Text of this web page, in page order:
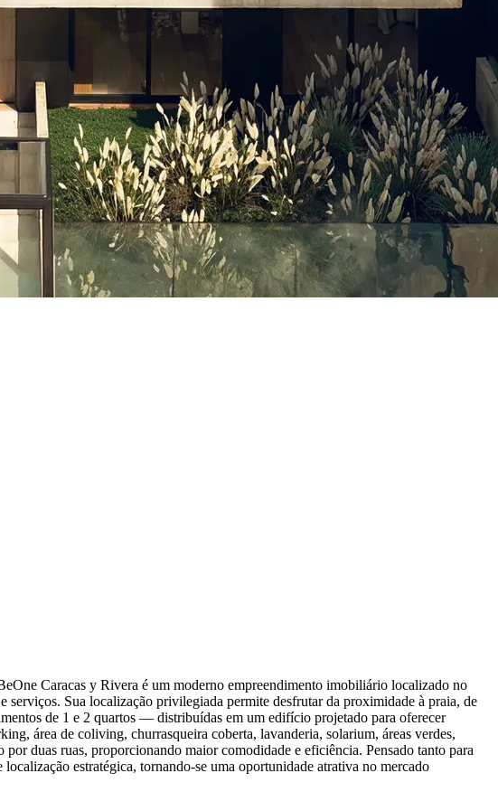
Caracas y Rivera é um moderno empreendimento imobiliário localizado no
serviços. Sua localização privilegiada permite desfrutar da proximidade à praia, de
de 1 e 2 quartos — distribuídas em um edifício projetado para oferecer
área de coliving, churrasqueira coberta, lavanderia, solarium, áreas verdes,
duas ruas, proporcionando maior comodidade e eficiência. Pensado tanto para
estratégica, tornando-se uma oportunidade atrativa no mercado